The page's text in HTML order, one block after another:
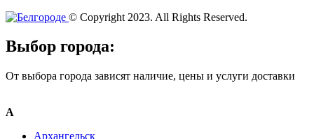
© Copyright 2023. All Rights Reserved.
Выбор города:
От выбора города зависят наличие, цены и услуги доставки
А
Архангельск